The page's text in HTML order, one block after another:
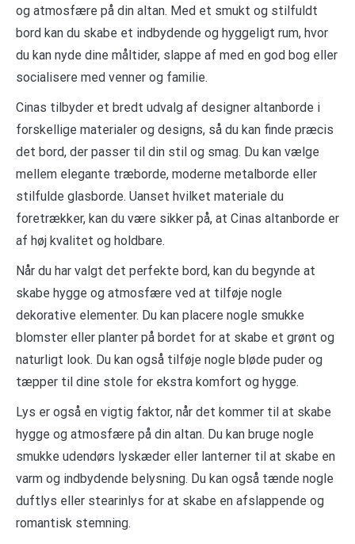
og atmosfære på din altan. Med et smukt og stilfuldt
bord kan du skabe et indbydende og hyggeligt rum, hvor
du kan nyde dine måltider, slappe af med en god bog eller
socialisere med venner og familie.
Cinas tilbyder et bredt udvalg af designer altanborde i
forskellige materialer og designs, så du kan finde præcis
det bord, der passer til din stil og smag. Du kan vælge
mellem elegante træborde, moderne metalborde eller
stilfulde glasborde. Uanset hvilket materiale du
foretrækker, kan du være sikker på, at Cinas altanborde er
af høj kvalitet og holdbare.
Når du har valgt det perfekte bord, kan du begynde at
skabe hygge og atmosfære ved at tilføje nogle
dekorative elementer. Du kan placere nogle smukke
blomster eller planter på bordet for at skabe et grønt og
naturligt look. Du kan også tilføje nogle bløde puder og
tæpper til dine stole for ekstra komfort og hygge.
Lys er også en vigtig faktor, når det kommer til at skabe
hygge og atmosfære på din altan. Du kan bruge nogle
smukke udendørs lyskæder eller lanterner til at skabe en
varm og indbydende belysning. Du kan også tænde nogle
duftlys eller stearinlys for at skabe en afslappende og
romantisk stemning.